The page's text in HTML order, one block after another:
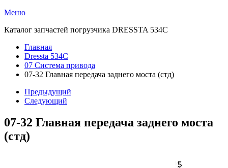
Меню
Каталог запчастей погрузчика DRESSTA 534C
Главная
Dressta 534C
07 Система привода
07-32 Главная передача заднего моста (стд)
Предыдущий
Следующий
07-32 Главная передача заднего моста
(стд)